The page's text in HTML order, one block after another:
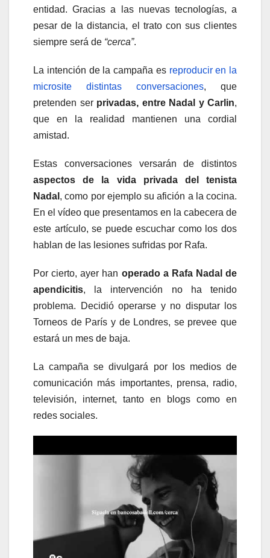
entidad. Gracias a las nuevas tecnologías, a
pesar de la distancia, el trato con sus clientes
siempre será de “cerca”.
La intención de la campaña es reproducir en la
microsite distintas conversaciones, que
pretenden ser privadas, entre Nadal y Carlin,
que en la realidad mantienen una cordial
amistad.
Estas conversaciones versarán de distintos
aspectos de la vida privada del tenista
Nadal , como por ejemplo su afición a la cocina.
En el vídeo que presentamos en la cabecera de
este artículo, se puede escuchar como los dos
hablan de las lesiones sufridas por Rafa.
Por cierto, ayer han operado a Rafa Nadal de
apendicitis, la intervención no ha tenido
problema. Decidió operarse y no disputar los
Torneos de París y de Londres, se prevee que
estará un mes de baja.
La campaña se divulgará por los medios de
comunicación más importantes, prensa, radio,
televisión, internet, tanto en blogs como en
redes sociales.